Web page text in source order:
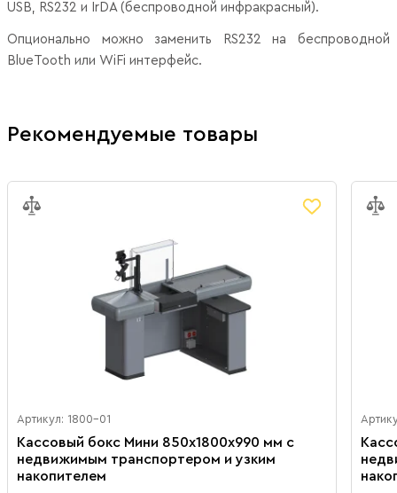
USB, RS232 и IrDA (беспроводной инфракрасный).
Опционально можно заменить RS232 на беспроводной
BlueTooth или WiFi интерфейс.
Рекомендуемые товары
Артикул: 1800-01
Кассовый бокс Мини 850х1800х990 мм с
недвижимым транспортером и узким
накопителем